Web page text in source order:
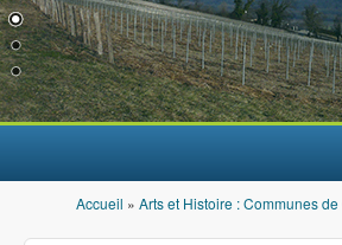
Vous êtes ici
Accueil » Arts et Histoire : Communes